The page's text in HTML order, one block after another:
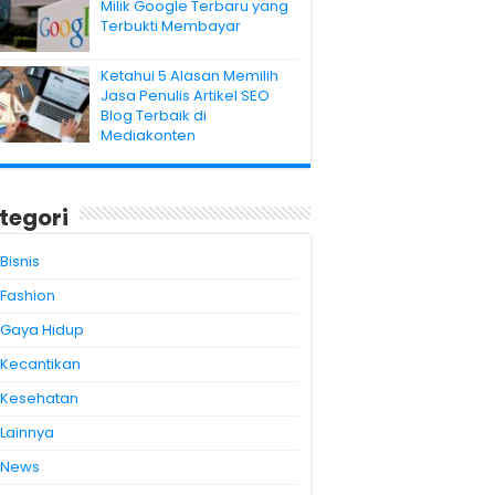
Milik Google Terbaru yang
Terbukti Membayar
Ketahui 5 Alasan Memilih
Jasa Penulis Artikel SEO
Blog Terbaik di
Mediakonten
Bisnis
Fashion
Gaya Hidup
Kecantikan
Kesehatan
Lainnya
News